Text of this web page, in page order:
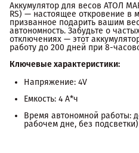
Аккумулятор для весов АТОЛ
RS) — настоящее откровение в
призванное подарить вашим
автономность. Забудьте о
отключениях — этот
работу до 200 дней при 8-
Ключевые характеристики:
Напряжение: 4V
Емкость: 4 А*ч
Время автономной работы:
рабочем дне, без подсветки)